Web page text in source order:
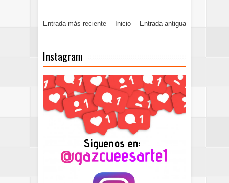
Entrada más reciente Entrada antigua
Inicio
Instagram